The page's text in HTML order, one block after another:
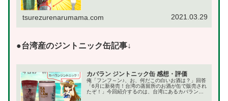
tsurezurenarumama.com 2021.03.29
●台湾産のジントニック缶記事↓
カバラン ジントニック缶 感想・評価
俺「フンフ～ン♪、お、何だこの白いお酒は？」回答
「6月に新発売！台湾の蒸留所のお酒が缶で販売され
たぞ！」今回紹介するのは、台湾にあるカバラン蒸